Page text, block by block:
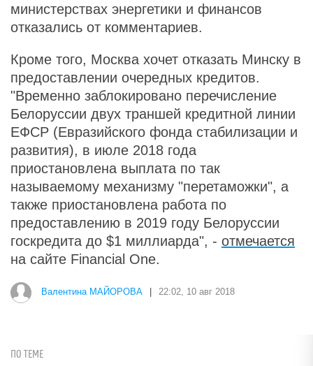
министерствах энергетики и финансов
отказались от комментариев.
Кроме того, Москва хочет отказать Минску в
предоставлении очередных кредитов.
"Временно заблокировано перечисление
Белоруссии двух траншей кредитной линии
ЕФСР (Евразийского фонда стабилизации и
развития), в июле 2018 года
приостановлена выплата по так
называемому механизму "перетаможки", а
также приостановлена работа по
предоставлению в 2019 году Белоруссии
госкредита до $1 миллиарда", - отмечается
на сайте Financial One.
Валентина МАЙОРОВА 22:02, 10 авг 2018
ПО ТЕМЕ